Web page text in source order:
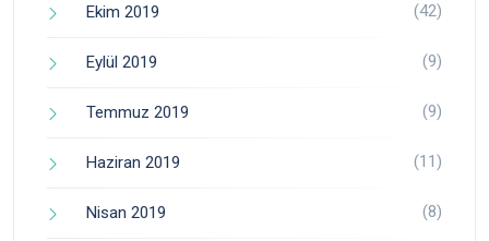
Ekim 2019 (42)
Eylül 2019 (9)
Temmuz 2019 (9)
Haziran 2019 (11)
Nisan 2019 (8)